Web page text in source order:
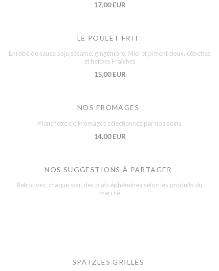
17,00 EUR
LE POULET FRIT
Enrobé de sauce soja sésame, gingembre, Miel et piment doux, cébettes
et herbes Fraîches
15,00 EUR
NOS FROMAGES
Planchette de Fromages sélectionnés par nos soins
14,00 EUR
NOS SUGGESTIONS À PARTAGER
Retrouvez, chaque soir, des plats éphémères selon les produits du
marché
SPATZLES GRILLÉS